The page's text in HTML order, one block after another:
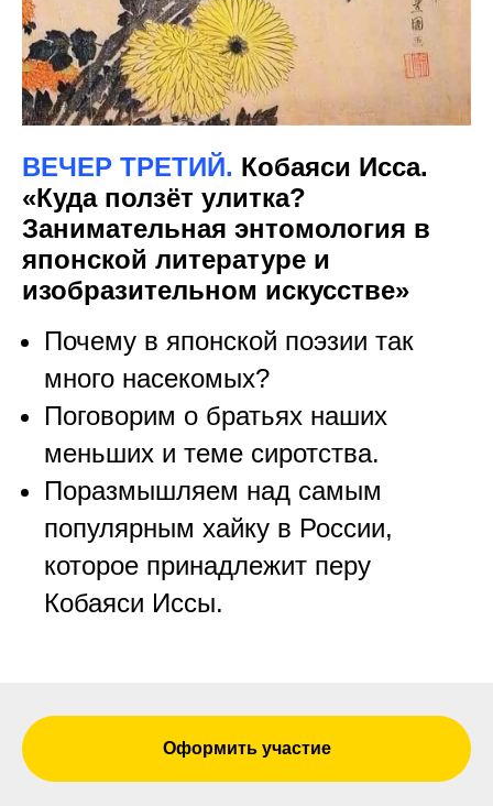
ВЕЧЕР ТРЕТИЙ. Кобаяси Исса.
«Куда ползёт улитка?
Занимательная энтомология в
японской литературе и
изобразительном искусстве»
Почему в японской поэзии так
много насекомых?
Поговорим о братьях наших
меньших и теме сиротства.
Поразмышляем над самым
популярным хайку в России,
которое принадлежит перу
Кобаяси Иссы.
Оформить участие